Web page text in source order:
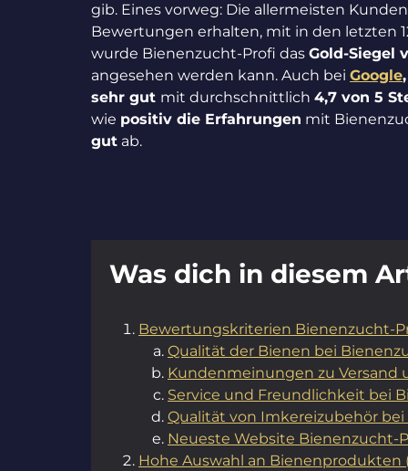
gib. Eines vorweg: Die allermeisten
Bewertungen erhalten, mit in den letzten
wurde Bienenzucht-Profi das Gold-Siegel
angesehen werden kann. Auch bei Google
sehr gut mit durchschnittlich 4,7 von 5
wie positiv die Erfahrungen mit
gut ab.
Was dich in diesem
Bewertungskriterien Bienenzucht-
Qualität der Bienen bei
Kundenmeinungen zu Versand
Service und Freundlichkeit bei
Qualität von Imkereizubehör
Neueste Website Bienenzucht-
Hohe Auswahl an